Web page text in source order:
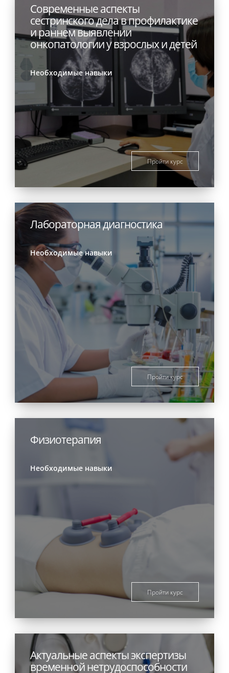
Современные аспекты
сестринского дела в профилактике
и раннем выявлении
онкопатологии у взрослых и детей
Необходимые навыки
Пройти курс
Лабораторная диагностика
Необходимые навыки
Пройти курс
Физиотерапия
Необходимые навыки
Пройти курс
Актуальные аспекты экспертизы
временной нетрудоспособности